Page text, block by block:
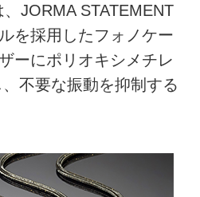
JORMA STATEMENT
を採用したフォノケー
ーにポリオキシメチレ
不要な振動を抑制する